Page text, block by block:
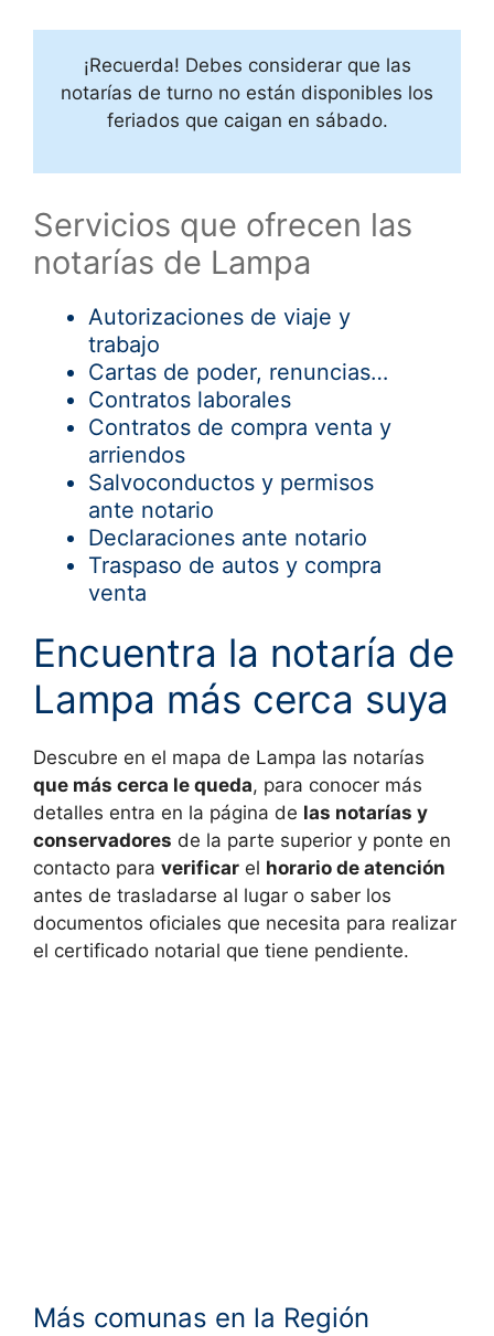
¡Recuerda! Debes considerar que las
notarías de turno no están disponibles los
feriados que caigan en sábado.
Servicios que ofrecen las
notarías de Lampa
Autorizaciones de viaje y
trabajo
Cartas de poder, renuncias…
Contratos laborales
Contratos de compra venta y
arriendos
Salvoconductos y permisos
ante notario
Declaraciones ante notario
Traspaso de autos y compra
venta
Encuentra la notaría de
Lampa más cerca suya
Descubre en el mapa de Lampa las notarías
que más cerca le queda, para conocer más
detalles entra en la página de las notarías y
conservadores de la parte superior y ponte en
contacto para verificar el horario de atención
antes de trasladarse al lugar o saber los
documentos oficiales que necesita para realizar
el certificado notarial que tiene pendiente.
Más comunas en la Región